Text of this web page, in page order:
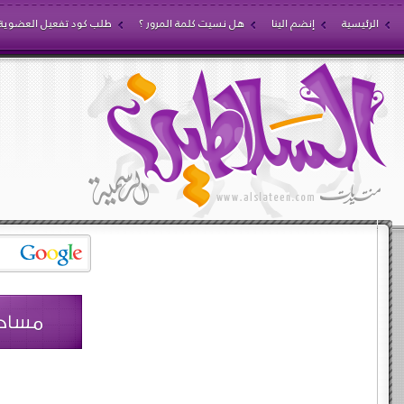
الرئيسية إنضم الينا هل نسيت كلمة المرور ؟ طلب كود تفعيل